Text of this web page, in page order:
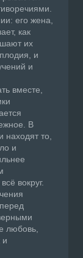
его жена,
как
их
и
и
вместе,
В
находят то,
и
вокруг.
любовь,
и